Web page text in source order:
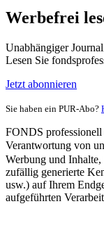
Werbefrei
Unabhängiger
Lesen Sie
Jetzt abonnieren
Sie haben ein PUR-Abo?
FONDS professionell
Verantwortung von
Werbung und
zufällig generierte
usw.) auf Ihrem
aufgeführten